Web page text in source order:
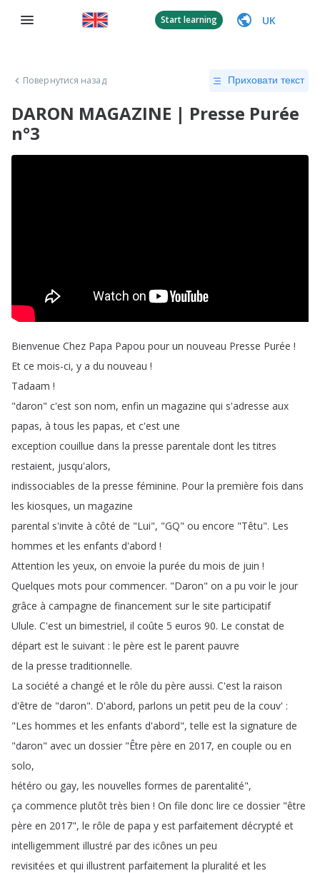
Start learning UK
Повернутися назад Приховати текст
DARON MAGAZINE | Presse Purée
n°3
Bienvenue Chez Papa Papou pour un nouveau Presse Purée !
Et ce mois-ci, y a du nouveau !
Tadaam !
"daron" c'est son nom, enfin un magazine qui s'adresse aux
papas, à tous les papas, et c'est une
exception couillue dans la presse parentale dont les titres
restaient, jusqu'alors,
indissociables de la presse féminine. Pour la première fois dans
les kiosques, un magazine
parental s'invite à côté de "Lui", "GQ" ou encore "Têtu". Les
hommes et les enfants d'abord !
Attention les yeux, on envoie la purée du mois de juin !
Quelques mots pour commencer. "Daron" on a pu voir le jour
grâce à campagne de financement sur le site participatif
Ulule. C'est un bimestriel, il coûte 5 euros 90. Le constat de
départ est le suivant : le père est le parent pauvre
de la presse traditionnelle.
La société a changé et le rôle du père aussi. C'est la raison
d'être de "daron". D'abord, parlons un petit peu de la couv' :
"Les hommes et les enfants d'abord",telle est la signature de
"daron" avec un dossier "Être père en 2017, en couple ou en
solo,
hétéro ou gay, les nouvelles formes de parentalité",
ça commence plutôt très bien ! On file donc lire ce dossier "être
père en 2017", le rôle de papa y est parfaitement décrypté et
intelligemment illustré par des icônes un peu
revisitées et qui illustrent parfaitement la pluralité et les